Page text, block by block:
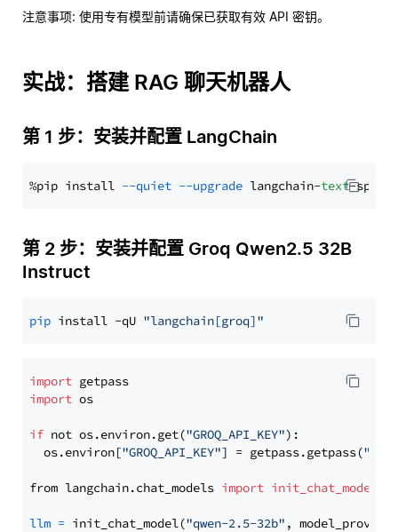
注意事项: 使用专有模型前请确保已获取有效 API 密钥。
实战：搭建 RAG 聊天机器人
第 1 步：安装并配置 LangChain
%pip install --quiet --upgrade langchain-text
第 2 步：安装并配置 Groq Qwen2.5 32B
Instruct
pip install -qU "langchain[groq]"
import
import os
if not os.environ.get("GROQ_API_KEY"):
  os.environ[
"GROQ_API_KEY"] = getpass.getpass(
from langchain.chat_models import init_chat_model
llm = init_chat_model("qwen-2.5-32b" ,